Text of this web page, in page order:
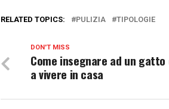
RELATED TOPICS: PULIZIA TIPOLOGIE
DON'T MISS
Come insegnare ad un
a vivere in casa